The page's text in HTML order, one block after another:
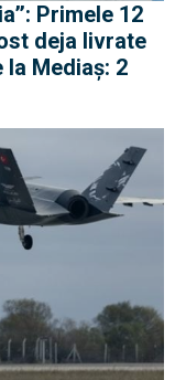
Primele 12
deja livrate
Mediaș: 2